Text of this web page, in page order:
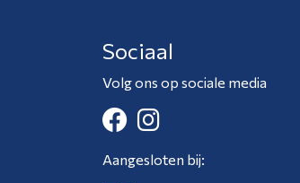
Sociaal
Volg ons op sociale media
Aangesloten bij: